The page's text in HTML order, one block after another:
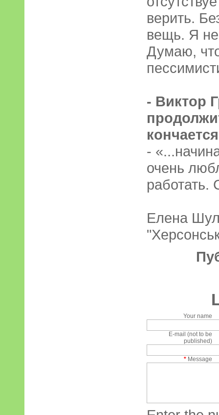
верить.
вещь. Я не
Думаю,
- Виктор
-
очень
Елена
Your name
E-mail (not to be
published)
* Message